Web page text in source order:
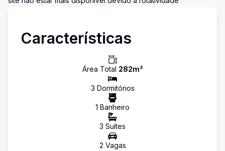
Características
Área Total 282m²
3 Dormitórios
1 Banheiro
3 Suítes
2 Vagas